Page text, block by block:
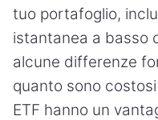
tuo portafoglio,
istantanea a basso
alcune differenze
quanto sono
ETF hanno un